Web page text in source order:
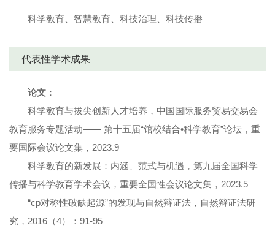
科学教育、智慧教育、科技治理、科技传播
代表性学术成果
论文 ：
科学教育与拔尖创新人才培养，中国国际服务贸易交易会
教育服务专题活动—— 第十五届“馆校结合•科学教育”论坛，重
要国际会议论文集，2023.9
科学教育的新发展：内涵、范式与机遇，第九届全国科学
传播与科学教育学术会议，重要全国性会议论文集，2023.5
“cp对称性破缺起源”的发现与自然辩证法，自然辩证法研
究，2016（4）：91-95